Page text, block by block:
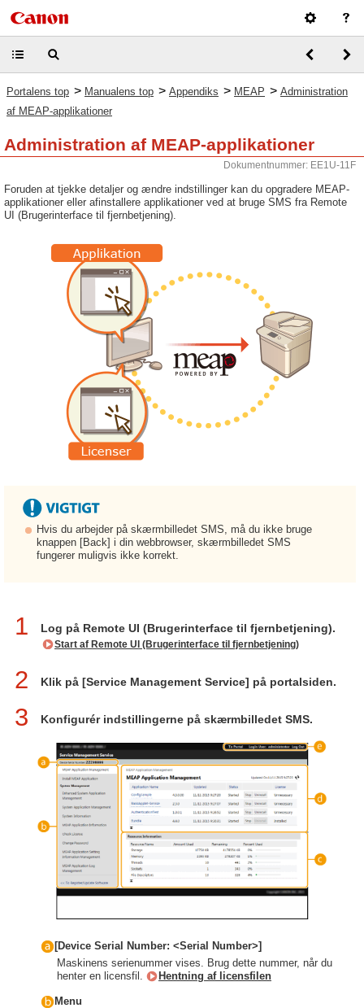
Portalens top > Manualens top > Appendiks > MEAP > Administration
af MEAP-applikationer
Administration af MEAP-applikationer
Dokumentnummer: EE1U-11F
Foruden at tjekke detaljer og ændre indstillinger kan du opgradere MEAP-
applikationer eller afinstallere applikationer ved at bruge SMS fra Remote
UI (Brugerinterface til fjernbetjening).
Hvis du arbejder på skærmbilledet SMS, må du ikke bruge
knappen [Back] i din webbrowser, skærmbilledet SMS
fungerer muligvis ikke korrekt.
1 Log på Remote UI (Brugerinterface til fjernbetjening).
Start af Remote UI (Brugerinterface til fjernbetjening)
2 Klik på [Service Management Service] på portalsiden.
3 Konfigurér indstillingerne på skærmbilledet SMS.
[Device Serial Number: <Serial Number>]
Maskinens serienummer vises. Brug dette nummer, når du
henter en licensfil.
Hentning af licensfilen
Menu